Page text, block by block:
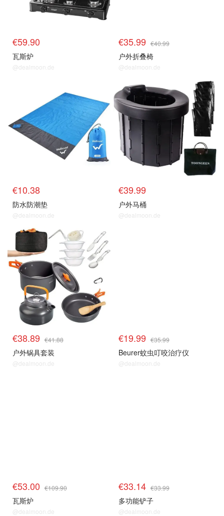
€59.90
瓦斯炉
@dealmoon.de
€35.99 €40.99
户外折叠椅
@dealmoon.de
€10.38
防水防潮垫
@dealmoon.de
€39.99
户外马桶
@dealmoon.de
€38.89 €41.88
户外锅具套装
@dealmoon.de
€19.99 €35.99
Beurer蚊虫叮咬治疗仪
@dealmoon.de
€53.00 €109.90
瓦斯炉
@dealmoon.de
€33.14 €33.99
多功能铲子
@dealmoon.de